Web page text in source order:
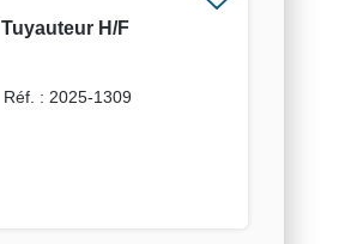
Tuyauteur H/F
Réf. : 2025-1309